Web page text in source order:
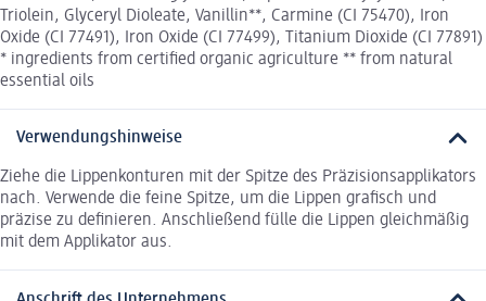
Triolein, Glyceryl Dioleate, Vanillin**, Carmine (CI 75470), Iron
Oxide (CI 77491), Iron Oxide (CI 77499), Titanium Dioxide (CI 77891)
* ingredients from certified organic agriculture ** from natural
essential oils
Verwendungshinweise
Ziehe die Lippenkonturen mit der Spitze des Präzisionsapplikators
nach. Verwende die feine Spitze, um die Lippen grafisch und
präzise zu definieren. Anschließend fülle die Lippen gleichmäßig
mit dem Applikator aus.